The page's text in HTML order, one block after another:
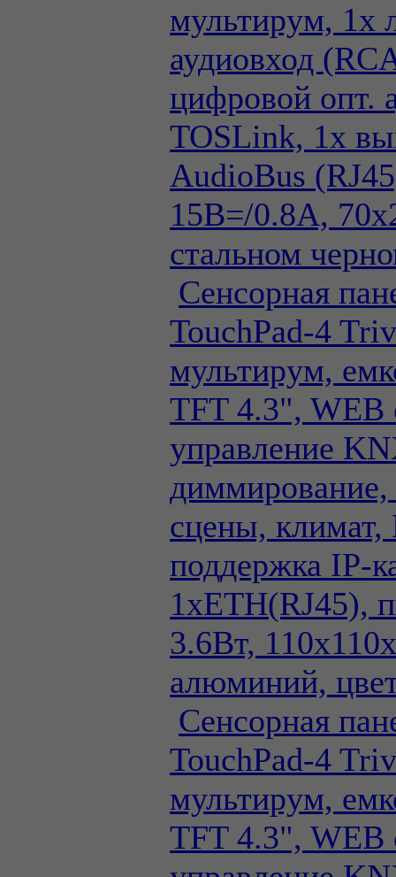
мультирум, 1х
аудиовход
цифровой опт.
TOSLink, 1х
AudioBus
15В=/0.8А,
стальном
Сенсорная
TouchPad-4
мультирум,
TFT 4.3", WEB
управление
сцены, климат,
поддержка IP-
1xETH(RJ45),
3.6Вт,
алюминий,
Сенсорная
TouchPad-4
мультирум,
TFT 4.3", WEB